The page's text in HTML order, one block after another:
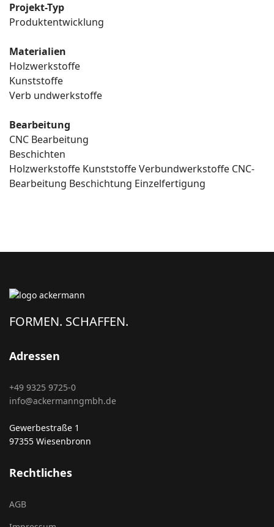
Projekt-Typ
Produktentwicklung
Materialien
Holzwerkstoffe
Kunststoffe
Verb undwerkstoffe
Bearbeitung
CNC Bearbeitung
Beschichten
Holzwerkstoffe KunststoffeVerbundwerkstoffe CNC-
Bearbeitung Beschichtung Einzelfertigung
FORMEN. SCHAFFEN.
Adressen
+49 9325 9725-0
info@ackermanngmbh.de
Gewerbestraße 1
97355 Wiesenbronn
Rechtliches
AGB